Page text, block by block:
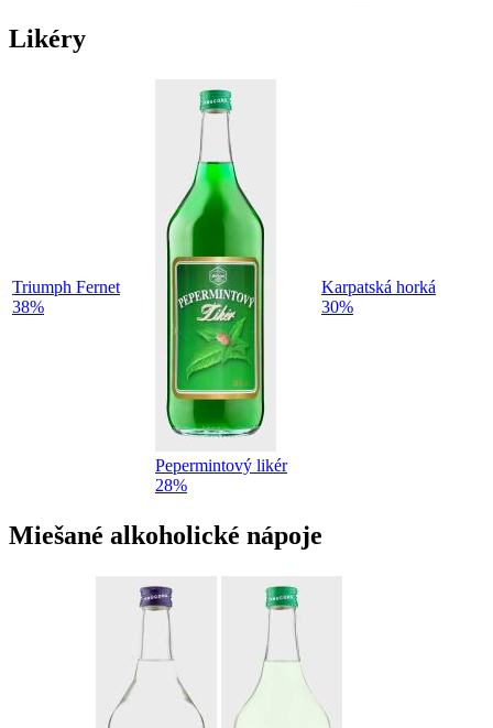
Likéry
Triumph Fernet
38%
Pepermintový likér
28%
Karpatská horká
30%
Miešané alkoholické nápoje